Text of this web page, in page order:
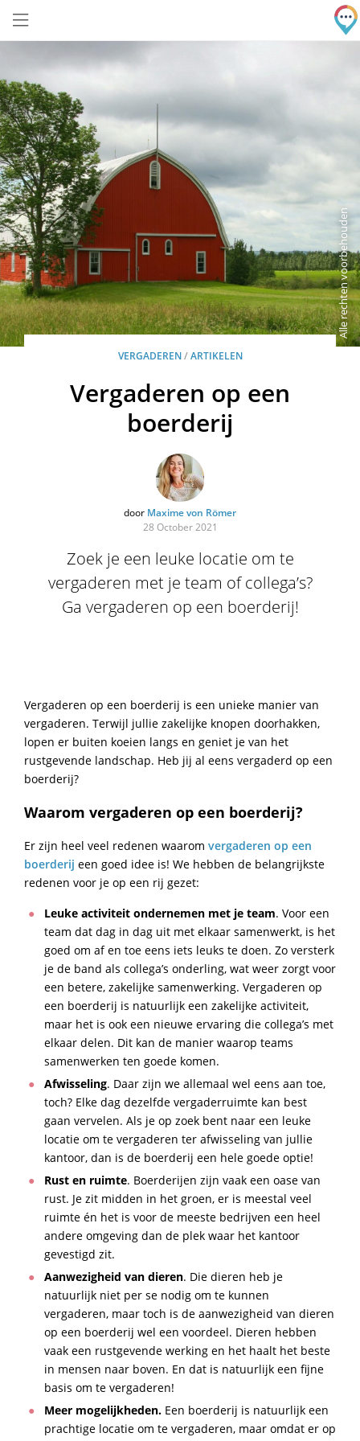
Alle rechten voorbehouden
VERGADEREN/ARTIKELEN
Vergaderen op een
boerderij
door Maxime von Römer
28 October 2021
Zoek je een leuke locatie om te
vergaderen met je team of collega’s?
Ga vergaderen op een boerderij!
Vergaderen op een boerderij is een unieke manier van
vergaderen. Terwijl jullie zakelijke knopen doorhakken,
lopen er buiten koeien langs en geniet je van het
rustgevende landschap. Heb jij al eens vergaderd op een
boerderij?
Waarom vergaderen op een boerderij?
Er zijn heel veel redenen waarom vergaderen op een
boerderij een goed idee is! We hebben de belangrijkste
redenen voor je op een rij gezet:
Leuke activiteit ondernemen met je team. Voor een
team dat dag in dag uit met elkaar samenwerkt, is het
goed om af en toe eens iets leuks te doen. Zo versterk
je de band als collega’s onderling, wat weer zorgt voor
een betere, zakelijke samenwerking. Vergaderen op
een boerderij is natuurlijk een zakelijke activiteit,
maar het is ook een nieuwe ervaring die collega’s met
elkaar delen. Dit kan de manier waarop teams
samenwerken ten goede komen.
Afwisseling. Daar zijn we allemaal wel eens aan toe,
toch? Elke dag dezelfde vergaderruimte kan best
gaan vervelen. Als je op zoek bent naar een leuke
locatie om te vergaderen ter afwisseling van jullie
kantoor, dan is de boerderij een hele goede optie!
Rust en ruimte. Boerderijen zijn vaak een oase van
rust. Je zit midden in het groen, er is meestal veel
ruimte én het is voor de meeste bedrijven een heel
andere omgeving dan de plek waar het kantoor
gevestigd zit.
Aanwezigheid van dieren. Die dieren heb je
natuurlijk niet per se nodig om te kunnen
vergaderen, maar toch is de aanwezigheid van dieren
op een boerderij wel een voordeel. Dieren hebben
vaak een rustgevende werking en het haalt het beste
in mensen naar boven. En dat is natuurlijk een fijne
basis om te vergaderen!
Meer mogelijkheden. Een boerderij is natuurlijk een
prachtige locatie om te vergaderen, maar omdat er op